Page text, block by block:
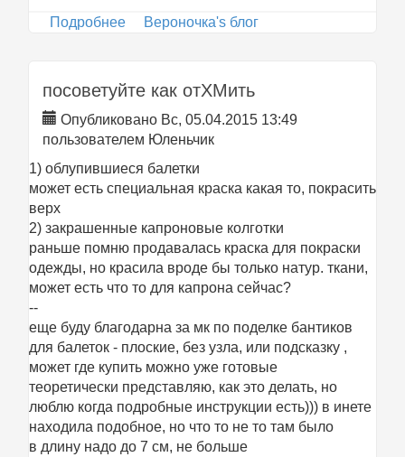
Подробнее о Как жить дальше?
Вероночка's блог
посоветуйте как отХМить
Опубликовано Вс, 05.04.2015 13:49
пользователем Юленьчик
1) облупившиеся балетки
может есть специальная краска какая то, покрасить
верх
2) закрашенные капроновые колготки
раньше помню продавалась краска для покраски
одежды, но красила вроде бы только натур. ткани,
может есть что то для капрона сейчас?
--
еще буду благодарна за мк по поделке бантиков
для балеток - плоские, без узла, или подсказку ,
может где купить можно уже готовые
теоретически представляю, как это делать, но
люблю когда подробные инструкции есть))) в инете
находила подобное, но что то не то там было
в длину надо до 7 см, не больше